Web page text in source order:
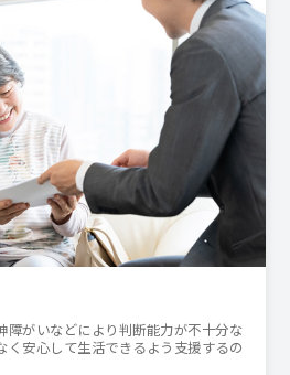
障がいなどにより判断能力が不十分な
く安心して生活できるよう支援するの